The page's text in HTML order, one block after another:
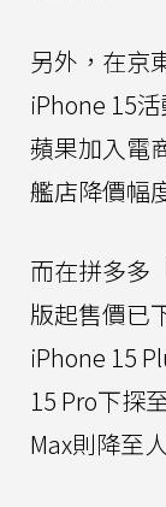
另外，在京
iPhone 15
蘋果加入電
艦店降價幅
而在拼多多
版起售價已
iPhone 15
15 Pro下探
Max則降至